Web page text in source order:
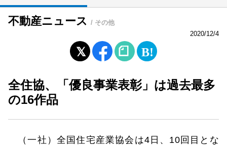
不動産ニュース / その他
2020/12/4
全住協、「優良事業表彰」は過去最多
の16作品
（一社）全国住宅産業協会は4日、10回目とな